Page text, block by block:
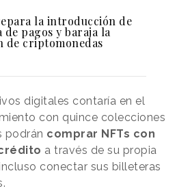
la introducción de
de pagos y baraja la
de criptomonedas
digitales contaría en el
con quince colecciones
podrán comprar NFTs con
a través de su propia
conectar sus billeteras